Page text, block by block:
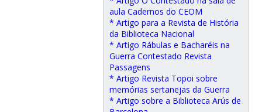
aula Cadernos do CEOM
* Artigo para a Revista de História
da Biblioteca Nacional
* Artigo Rábulas e Bacharéis na
Guerra Contestado Revista
Passagens
* Artigo Revista Topoi sobre
memórias sertanejas da Guerra
* Artigo sobre a Biblioteca Arús de